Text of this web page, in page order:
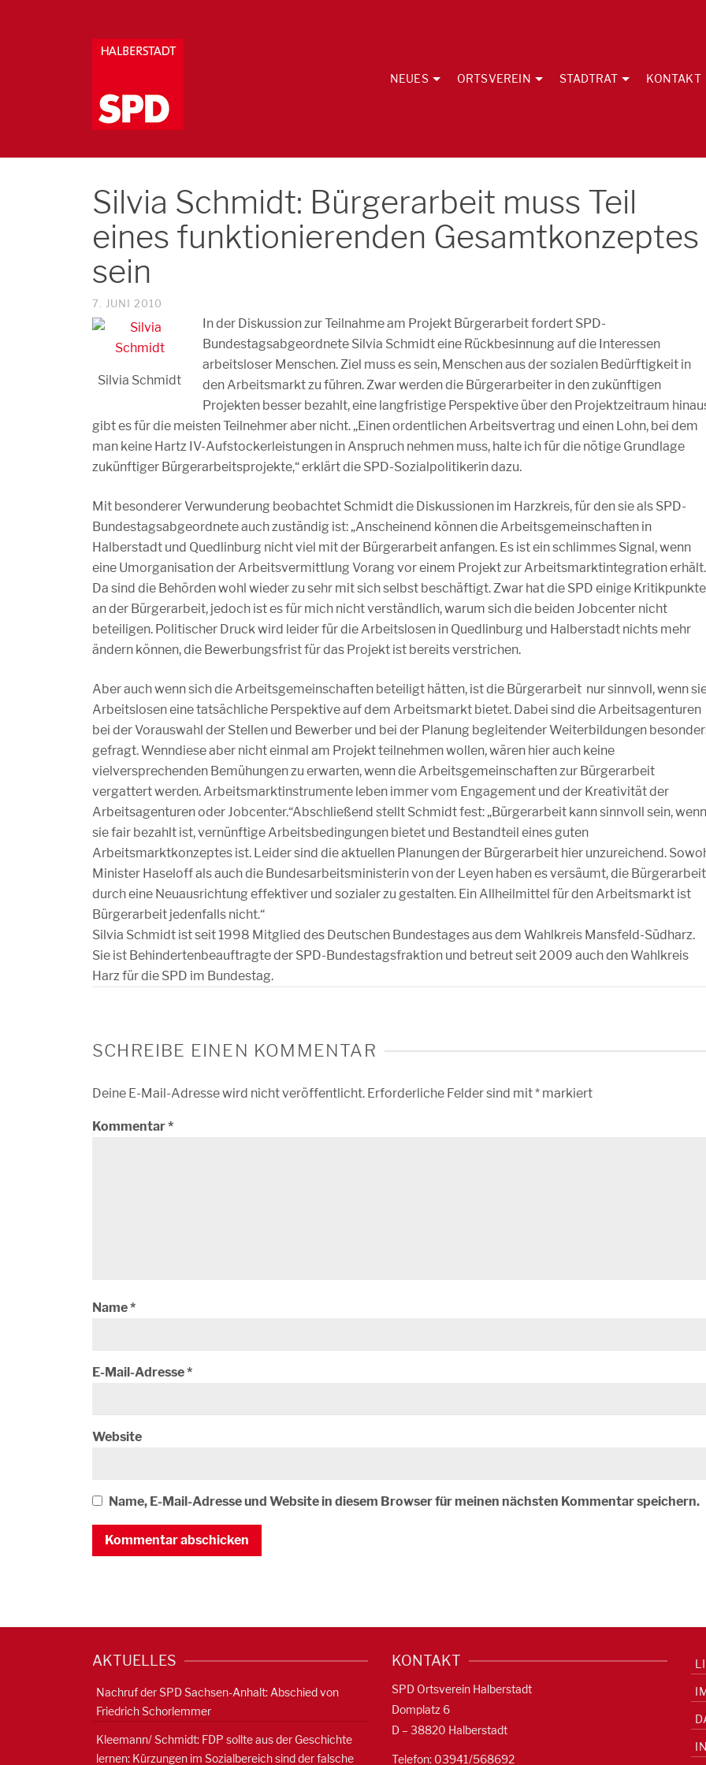
NEUES ORTSVEREIN STADTRAT KONTAKT
Silvia Schmidt: Bürgerarbeit muss Teil
eines funktionierenden Gesamtkonzeptes
sein
7. JUNI 2010
Silvia Schmidt
In der Diskussion zur Teilnahme am Projekt Bürgerarbeit fordert SPD-
Bundestagsabgeordnete Silvia Schmidt eine Rückbesinnung auf die Interessen
arbeitsloser Menschen. Ziel muss es sein, Menschen aus der sozialen Bedürftigkeit in
den Arbeitsmarkt zu führen. Zwar werden die Bürgerarbeiter in den zukünftigen
Projekten besser bezahlt, eine langfristige Perspektive über den Projektzeitraum
gibt es für die meisten Teilnehmer aber nicht. „Einen ordentlichen Arbeitsvertrag und einen Lohn, bei dem
man keine Hartz IV-Aufstockerleistungen in Anspruch nehmen muss, halte ich für die nötige Grundlage
zukünftiger Bürgerarbeitsprojekte,“ erklärt die SPD-Sozialpolitikerin dazu.
Mit besonderer Verwunderung beobachtet Schmidt die Diskussionen im Harzkreis, für den sie als SPD-
Bundestagsabgeordnete auch zuständig ist: „Anscheinend können die Arbeitsgemeinschaften in
Halberstadt und Quedlinburg nicht viel mit der Bürgerarbeit anfangen. Es ist ein schlimmes Signal, wenn
eine Umorganisation der Arbeitsvermittlung Vorang vor einem Projekt zur Arbeitsmarktintegration erhält.
Da sind die Behörden wohl wieder zu sehr mit sich selbst beschäftigt. Zwar hat die SPD einige Kritikpunkte
an der Bürgerarbeit, jedoch ist es für mich nicht verständlich, warum sich die beiden Jobcenter nicht
beteiligen. Politischer Druck wird leider für die Arbeitslosen in Quedlinburg und Halberstadt nichts mehr
ändern können, die Bewerbungsfrist für das Projekt ist bereits verstrichen.
Aber auch wenn sich die Arbeitsgemeinschaften beteiligt hätten, ist die Bürgerarbeit nur sinnvoll, wenn
Arbeitslosen eine tatsächliche Perspektive auf dem Arbeitsmarkt bietet. Dabei sind die Arbeitsagenturen
bei der Vorauswahl der Stellen und Bewerber und bei der Planung begleitender Weiterbildungen
gefragt. Wenndiese aber nicht einmal am Projekt teilnehmen wollen, wären hier auch keine
vielversprechenden Bemühungen zu erwarten, wenn die Arbeitsgemeinschaften zur Bürgerarbeit
vergattert werden. Arbeitsmarktinstrumente leben immer vom Engagement und der Kreativität der
Arbeitsagenturen oder Jobcenter.“Abschließend stellt Schmidt fest: „Bürgerarbeit kann sinnvoll sein, wenn
sie fair bezahlt ist, vernünftige Arbeitsbedingungen bietet und Bestandteil eines guten
Arbeitsmarktkonzeptes ist. Leider sind die aktuellen Planungen der Bürgerarbeit hier unzureichend.
Minister Haseloff als auch die Bundesarbeitsministerin von der Leyen haben es versäumt, die Bürgerarbeit
durch eine Neuausrichtung effektiver und sozialer zu gestalten. Ein Allheilmittel für den Arbeitsmarkt ist
Bürgerarbeit jedenfalls nicht.“
Silvia Schmidt ist seit 1998 Mitglied des Deutschen Bundestages aus dem Wahlkreis Mansfeld-Südharz.
Sie ist Behindertenbeauftragte der SPD-Bundestagsfraktion und betreut seit 2009 auch den Wahlkreis
Harz für die SPD im Bundestag.
SCHREIBE EINEN KOMMENTAR
Deine E-Mail-Adresse wird nicht veröffentlicht. Erforderliche Felder sind mit* markiert
Kommentar*
Name*
E-Mail-Adresse*
Website
Name, E-Mail-Adresse und Website in diesem Browser für meinen nächsten Kommentar speichern.
AKTUELLES
Nachruf der SPD Sachsen-Anhalt: Abschied von
Friedrich Schorlemmer
Kleemann/ Schmidt: FDP sollte aus der Geschichte
lernen: Kürzungen im Sozialbereich sind der falsche
KONTAKT
SPD Ortsverein Halberstadt
Domplatz 6
D – 38820 Halberstadt
Telefon: 03941/568692